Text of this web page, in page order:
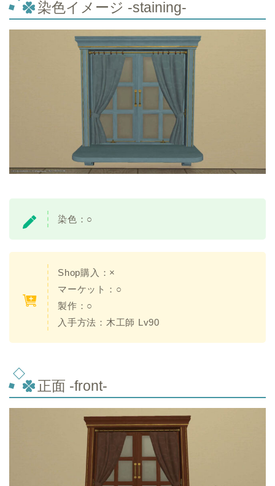
染色イメージ -staining-
染色：○
Shop購入：×
マーケット：○
製作：○
入手方法：木工師 Lv90
正面 -front-